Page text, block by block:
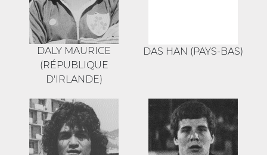
DALY MAURICE
(RÉPUBLIQUE
D'IRLANDE)
DAS HAN (PAYS-BAS)